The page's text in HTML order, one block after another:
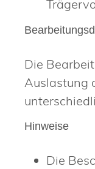
Die
Auslastung
Hinweise
Die